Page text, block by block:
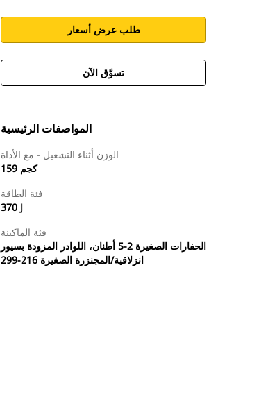
طلب عرض أسعار
تسوَّق الآن
المواصفات الرئيسية
الوزن أثناء التشغيل - مع الأداة
159 كجم
فئة الطاقة
370 J
فئة الماكينة
الحفارات الصغيرة 2-5 أطنان، اللوادر المزودة بسيور
انزلاقية/المجنزرة الصغيرة 216-299